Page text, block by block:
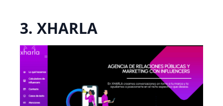
3. XHARLA